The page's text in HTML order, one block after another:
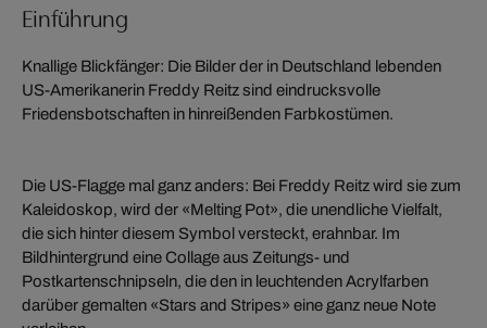
Einführung
Knallige Blickfänger: Die Bilder der in Deutschland lebenden
US-Amerikanerin Freddy Reitz sind eindrucksvolle
Friedensbotschaften in hinreißenden Farbkostümen.
Die US-Flagge mal ganz anders: Bei Freddy Reitz wird sie zum
Kaleidoskop, wird der «Melting Pot», die unendliche Vielfalt,
die sich hinter diesem Symbol versteckt, erahnbar. Im
Bildhintergrund eine Collage aus Zeitungs- und
Postkartenschnipseln, die den in leuchtenden Acrylfarben
darüber gemalten «Stars and Stripes» eine ganz neue Note